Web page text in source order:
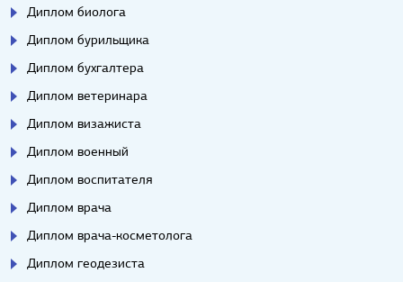
Диплом биолога
Диплом бурильщика
Диплом бухгалтера
Диплом ветеринара
Диплом визажиста
Диплом военный
Диплом воспитателя
Диплом врача
Диплом врача-косметолога
Диплом геодезиста